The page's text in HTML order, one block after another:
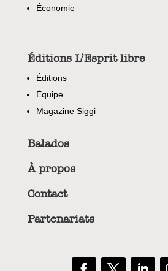
Économie
Éditions L’Esprit libre
Éditions
Équipe
Magazine Siggi
Balados
À propos
Contact
Partenariats